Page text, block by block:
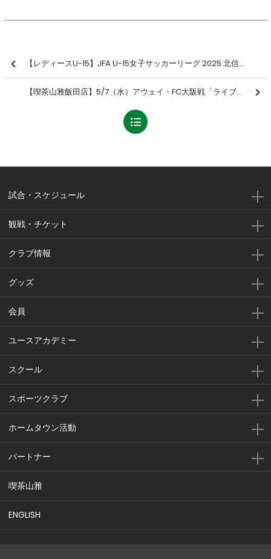
【レディースU-15】JFA U-15女子サッカーリーグ 2025 北信越 第3節 結果のお知らせ
【喫茶山雅飯田店】5/7（水）アウェイ・FC大阪戦「ライブ配信イベント」開催のお知らせ
試合・スケジュール
観戦・チケット
クラブ情報
グッズ
会員
ユースアカデミー
スクール
スポーツクラブ
ホームタウン活動
パートナー
喫茶山雅
ENGLISH